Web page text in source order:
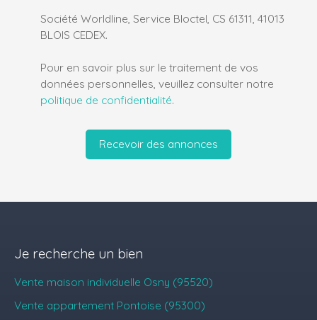
Société Worldline, Service Bloctel, CS 61311, 41013
BLOIS CEDEX.
Pour en savoir plus sur le traitement de vos
données personnelles, veuillez consulter notre
politique de confidentialité.
Recevoir des annonces
Je recherche un bien
Vente maison individuelle Osny (95520)
Vente appartement Pontoise (95300)